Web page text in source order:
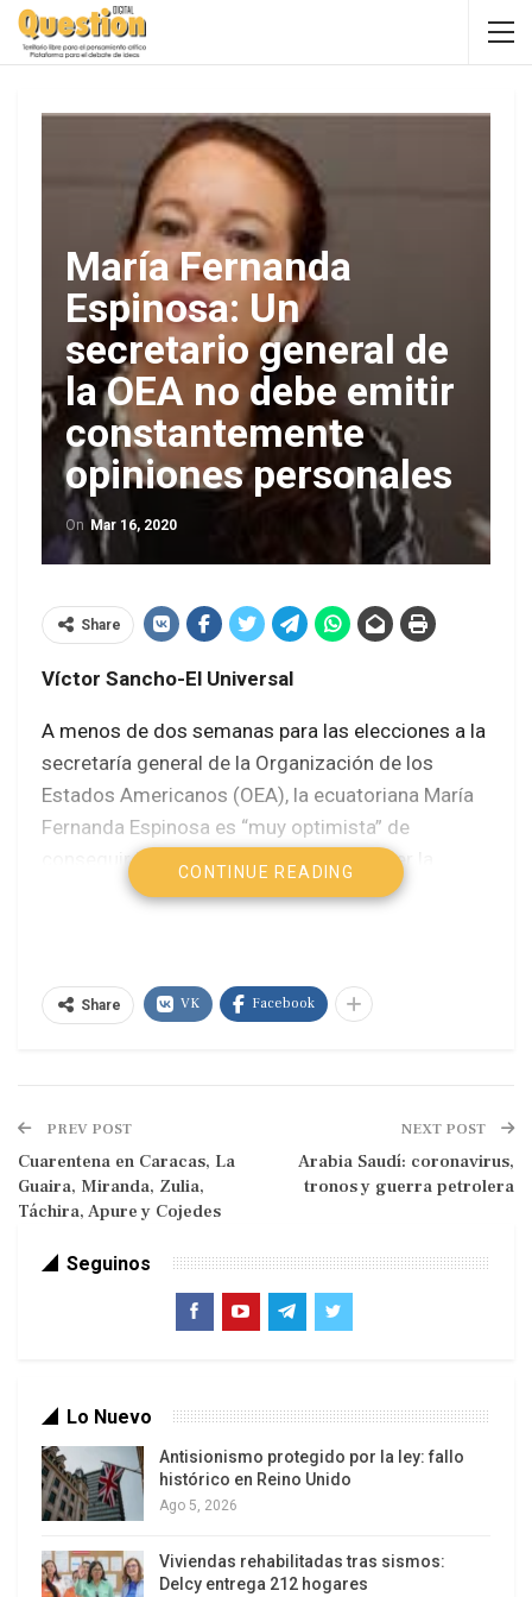
María Fernanda
Espinosa: Un
secretario general de
la OEA no debe emitir
constantemente
opiniones personales
On Mar 16, 2020
Share
Víctor Sancho-El Universal
A menos de dos semanas para las elecciones a la
secretaría general de la Organización de los
Estados Americanos (OEA), la ecuatoriana María
Fernanda Espinosa es “muy optimista” de
conseguir los apoyos necesarios para ser la
primera mujer en liderar la institución. Nos recibe
-¿Por qué es mejor candidata que sus rivales para
construir acuerdos, de usar el diálogo como
herramienta principal, y evitar la polarización, la
división, y la confrontación. […] Me beneficia tener
una mirada fresca, una mirada de afuera; se
necesita un cambio de dirección, retirar el polvo y
multilateralista, conozco el escenario, las
polarización.
CONTINUE READING
Share VK Facebook
PREV POST
Cuarentena en Caracas, La
Guaira, Miranda, Zulia,
Táchira, Apure y Cojedes
NEXT POST
Arabia Saudí: coronavirus,
tronos y guerra petrolera
Seguinos
Lo Nuevo
Antisionismo protegido por la ley: fallo
histórico en Reino Unido
Ago 5, 2026
Viviendas rehabilitadas tras sismos:
Delcy entrega 212 hogares